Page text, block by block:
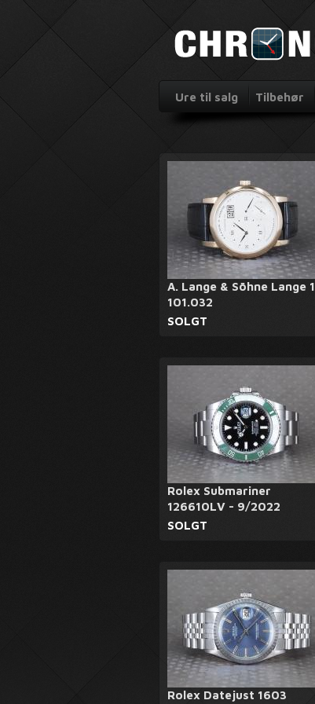
Ure til salg Tilbehør
A. Lange & Söhne Lange 1
101.032
SOLGT
Rolex Submariner
126610LV - 9/2022
SOLGT
Rolex Datejust 1603